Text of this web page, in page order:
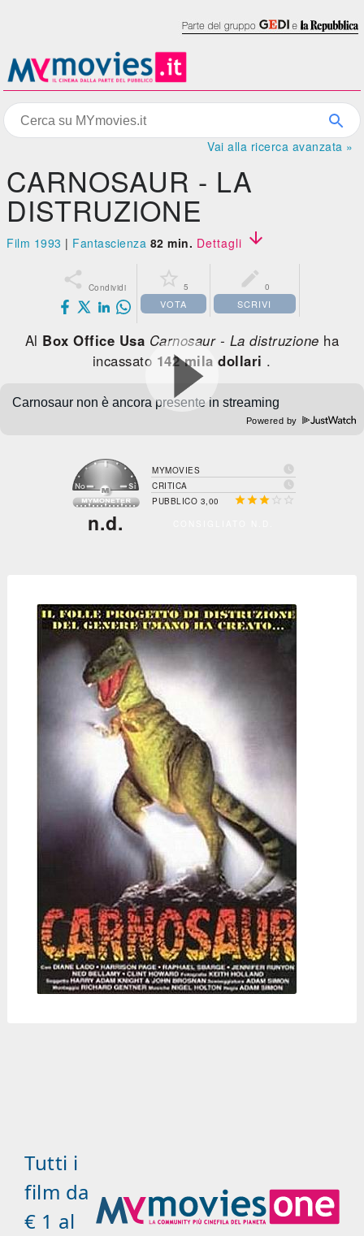
Vai alla ricerca avanzata »
CARNOSAUR - LA
DISTRUZIONE
Film 1993 | Fantascienza 82 min. Dettagli 
 Condividi  5
VOTA
 0
SCRIVI
Al Box Office Usa Carnosaur - La distruzione ha
incassato 142 mila dollari .
Powered by
n.d.
MYMOVIES 
CRITICA 
PUBBLICO 3,00   
Tutti i
film da
€ 1 al